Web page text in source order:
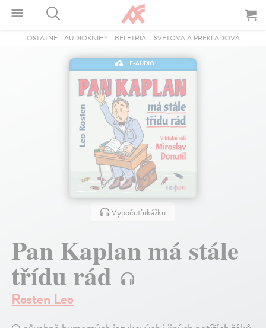
OSTATNÉ- AUDIOKNIHY- BELETRIA – SVETOVÁ A PREKLADOVÁ
E-AUDIO
Vypočuť ukážku
Pan Kaplan má stále
třídu rád
Rosten Leo